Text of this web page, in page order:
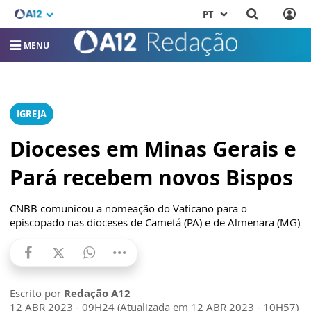
PT
MENU
IGREJA
Dioceses em Minas Gerais e
Pará recebem novos Bispos
CNBB comunicou a nomeação do Vaticano para o
episcopado nas dioceses de Cametá (PA) e de Almenara (MG)
Escrito por Redação A12
12 ABR 2023 - 09H24 (Atualizada em 12 ABR 2023 - 10H57)